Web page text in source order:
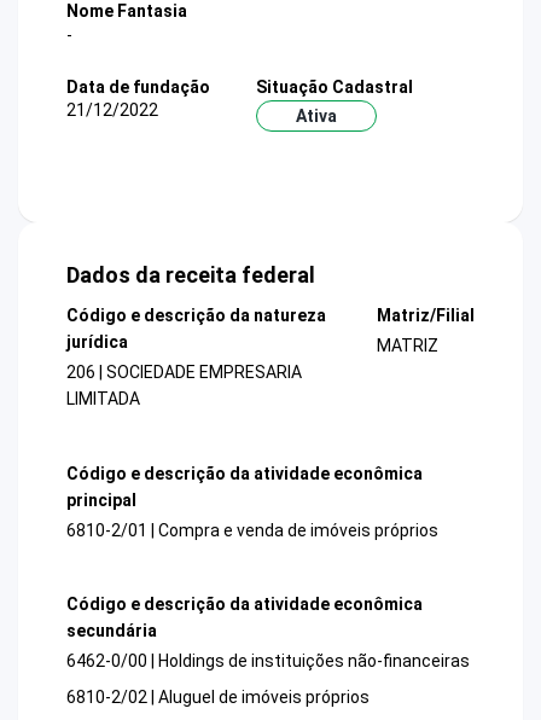
Nome Fantasia
-
Data de fundação
21/12/2022
Situação Cadastral
Ativa
Dados da receita federal
Código e descrição da natureza
jurídica
206 | SOCIEDADE EMPRESARIA
LIMITADA
Matriz/Filial
MATRIZ
Código e descrição da atividade econômica
principal
6810-2/01 | Compra e venda de imóveis próprios
Código e descrição da atividade econômica
secundária
6462-0/00 | Holdings de instituições não-financeiras
6810-2/02 | Aluguel de imóveis próprios